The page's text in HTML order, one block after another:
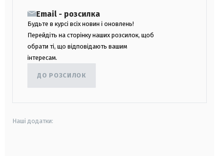
Email - розсилка
Будьте в курсі всіх новин і оновлень!
Перейдіть на сторінку наших розсилок, щоб
обрати ті, що відповідають вашим
інтересам.
ДО РОЗСИЛОК
Наші додатки: